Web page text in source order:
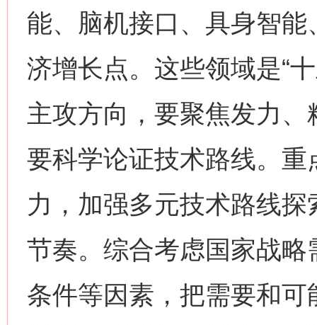
能、脑机接口、具身智
济增长点。这些领域是“
主攻方向，要聚焦发力
要科学论证技术路线。
力，加强多元技术路线
节奏。综合考虑国家战
条件等因素，把需要和